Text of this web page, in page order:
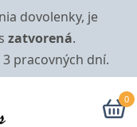
dovolenky, je
zatvorená.
pracovných dní.
0